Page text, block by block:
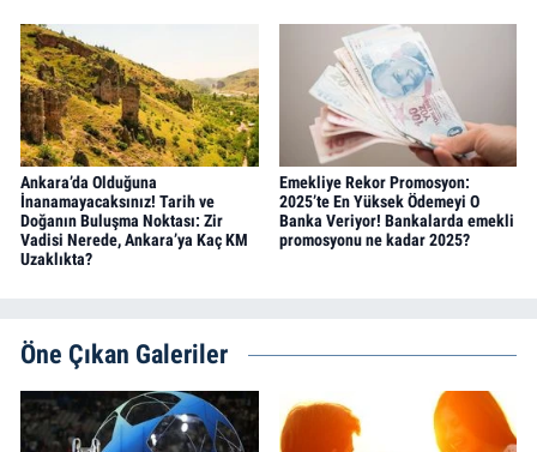
Ankara’da Olduğuna
İnanamayacaksınız! Tarih ve
Doğanın Buluşma Noktası: Zir
Vadisi Nerede, Ankara’ya Kaç KM
Uzaklıkta?
Emekliye Rekor Promosyon:
2025’te En Yüksek Ödemeyi O
Banka Veriyor! Bankalarda emekli
promosyonu ne kadar 2025?
Öne Çıkan Galeriler